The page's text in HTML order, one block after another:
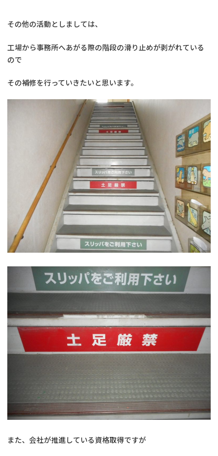
その他の活動としましては、
工場から事務所へあがる際の階段の滑り止めが剥がれている
ので
その補修を行っていきたいと思います。
また、会社が推進している資格取得ですが